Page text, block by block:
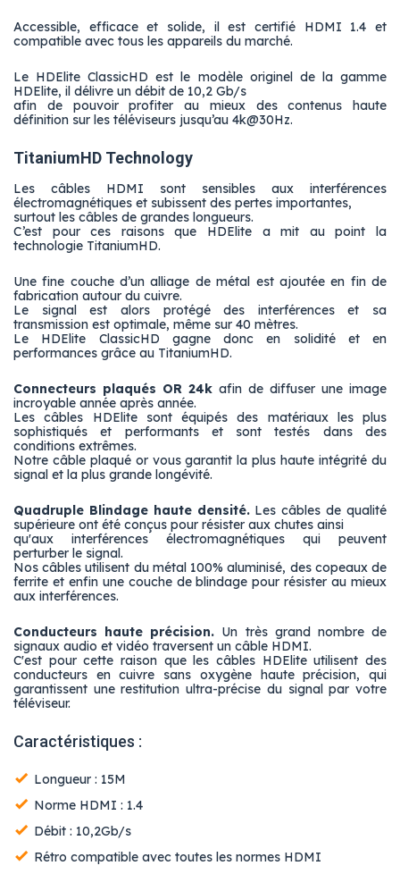
Accessible, efficace et solide, il est certifié HDMI 1.4 et
compatible avec tous les appareils du marché.
Le HDElite ClassicHD est le modèle originel de la gamme
HDElite, il délivre un débit de 10,2 Gb/s
afin de pouvoir profiter au mieux des contenus haute
définition sur les téléviseurs jusqu’au 4k@30Hz.
TitaniumHD Technology
Les câbles HDMI sont sensibles aux interférences
électromagnétiques et subissent des pertes importantes,
surtout les câbles de grandes longueurs.
C’est pour ces raisons que HDElite a mit au point la
technologie TitaniumHD.
Une fine couche d’un alliage de métal est ajoutée en fin de
fabrication autour du cuivre.
Le signal est alors protégé des interférences et sa
transmission est optimale, même sur 40 mètres.
Le HDElite ClassicHD gagne donc en solidité et en
performances grâce au TitaniumHD.
Connecteurs plaqués OR 24k afin de diffuser une image
incroyable année après année.
Les câbles HDElite sont équipés des matériaux les plus
sophistiqués et performants et sont testés dans des
conditions extrêmes.
Notre câble plaqué or vous garantit la plus haute intégrité du
signal et la plus grande longévité.
Quadruple Blindage haute densité. Les câbles de qualité
supérieure ont été conçus pour résister aux chutes ainsi
qu'aux interférences électromagnétiques qui peuvent
perturber le signal.
Nos câbles utilisent du métal 100% aluminisé, des copeaux de
ferrite et enfin une couche de blindage pour résister au mieux
aux interférences.
Conducteurs haute précision. Un très grand nombre de
signaux audio et vidéo traversent un câble HDMI.
C'est pour cette raison que les câbles HDElite utilisent des
conducteurs en cuivre sans oxygène haute précision, qui
garantissent une restitution ultra-précise du signal par votre
téléviseur.
Caractéristiques :
Longueur : 15M
Norme HDMI : 1.4
Débit : 10,2Gb/s
Rétro compatible avec toutes les normes HDMI